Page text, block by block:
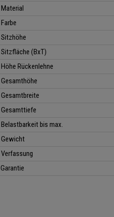
Material
Farbe
Sitzhöhe
Sitzfläche (BxT)
Höhe Rückenlehne
Gesamthöhe
Gesamtbreite
Gesamttiefe
Belastbarkeit bis max.
Gewicht
Verfassung
Garantie